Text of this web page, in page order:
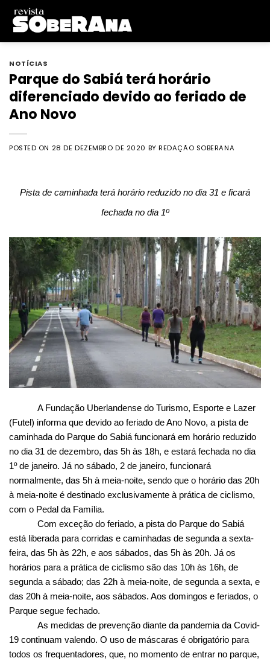
Skip
content
NOTÍCIAS
Parque do Sabiá terá horário
diferenciado devido ao feriado de
Ano Novo
POSTED ON 28 DE DEZEMBRO DE 2020 BYREDAÇÃO SOBERANA
Pista de caminhada terá horário reduzido no dia 31 e ficará
fechada no dia 1º
A Fundação Uberlandense do Turismo, Esporte e Lazer
(Futel) informa que devido ao feriado de Ano Novo, a pista de
caminhada do Parque do Sabiá funcionará em horário reduzido
no dia 31 de dezembro, das 5h às 18h, e estará fechada no dia
1º de janeiro. Já no sábado, 2 de janeiro, funcionará
normalmente, das 5h à meia-noite, sendo que o horário das 20h
à meia-noite é destinado exclusivamente à prática de ciclismo,
com o Pedal da Família.
Com exceção do feriado, a pista do Parque do Sabiá
está liberada para corridas e caminhadas de segunda a sexta-
feira, das 5h às 22h, e aos sábados, das 5h às 20h. Já os
horários para a prática de ciclismo são das 10h às 16h, de
segunda a sábado; das 22h à meia-noite, de segunda a sexta, e
das 20h à meia-noite, aos sábados. Aos domingos e feriados, o
Parque segue fechado.
As medidas de prevenção diante da pandemia da Covid-
19 continuam valendo. O uso de máscaras é obrigatório para
todos os frequentadores, que, no momento de entrar no parque,